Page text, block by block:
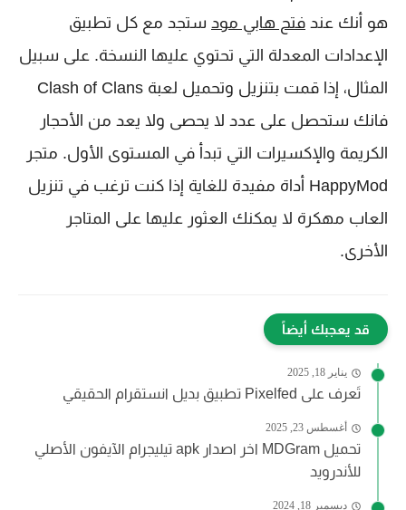
هو أنك عند فتح هابي مود ستجد مع كل تطبيق
الإعدادات المعدلة التي تحتوي عليها النسخة. على سبيل
المثال، إذا قمت بتنزيل وتحميل لعبة Clash of Clans
فانك ستحصل على عدد لا يحصى ولا يعد من الأحجار
الكريمة والإكسيرات التي تبدأ في المستوى الأول. متجر
HappyMod أداة مفيدة للغاية إذا كنت ترغب في تنزيل
العاب مهكرة لا يمكنك العثور عليها على المتاجر
الأخرى.
قد يعجبك أيضاً
يناير 18, 2025
تَعرف على Pixelfed تطبيق بديل انستقرام الحقيقي
أغسطس 23, 2025
تحميل MDGram اخر اصدار apk تيليجرام الآيفون الأصلي
للأندرويد
ديسمبر 18, 2024